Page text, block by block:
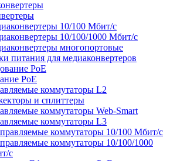
10/100 Мбит/с
10/100/1000 Мбит/c
многопортовые
питания для медиаконвертеров
PoE
коммутаторы L2
и сплиттеры
коммутаторы Web-Smart
коммутаторы L3
коммутаторы 10/100 Мбит/с
коммутаторы 10/100/1000
с